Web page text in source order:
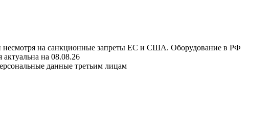
несмотря на санкционные запреты ЕС и США. Оборудование в РФ
на 08.08.26
данные третьим лицам